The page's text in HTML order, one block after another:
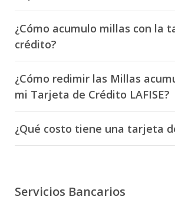
¿Cómo acumulo millas con la
crédito?
¿Cómo redimir las Millas
mi Tarjeta de Crédito LAFISE?
¿Qué costo tiene una tarjeta
Servicios Bancarios